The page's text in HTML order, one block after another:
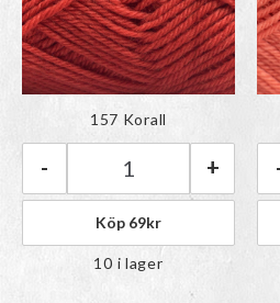
Färgen har lagts till i
paletten
Rauma Babygarn |
- +
157 Korall
Köp 69kr
10 i lager